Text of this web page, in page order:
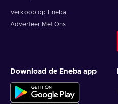
Verkoop op Eneba
Adverteer Met Ons
Download de Eneba app